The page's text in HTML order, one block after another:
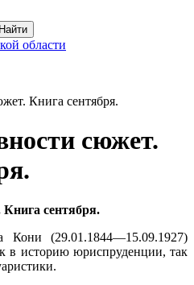
Найти
области
Книга сентября.
сюжет.
сентября.
(29.01.1844—15.09.1927)
в историю юриспруденции, так